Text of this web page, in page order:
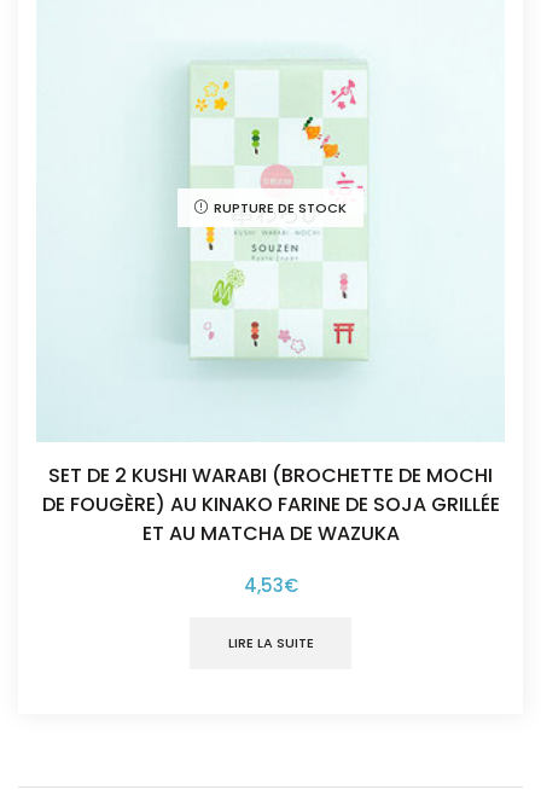
RUPTURE DE STOCK
SET DE 2 KUSHI WARABI (BROCHETTE DE MOCHI
DE FOUGÈRE) AU KINAKO FARINE DE SOJA GRILLÉE
ET AU MATCHA DE WAZUKA
4,53€
LIRE LA SUITE